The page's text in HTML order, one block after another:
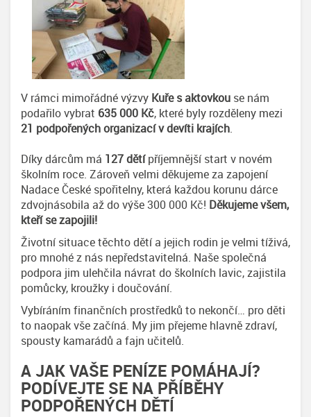
V rámci mimořádné výzvy Kuře s aktovkou se nám
podařilo vybrat 635 000 Kč, které byly rozděleny mezi
21 podpořených organizací v devíti krajích.
Díky dárcům má 127 dětípříjemnější start v novém
školním roce. Zároveň velmi děkujeme za zapojení
Nadace České spořitelny, která každou korunu dárce
zdvojnásobila až do výše 300 000 Kč! Děkujeme všem,
kteří se zapojili!
Životní situace těchto dětí a jejich rodin je velmi tíživá,
pro mnohé z nás nepředstavitelná. Naše společná
podpora jim ulehčila návrat do školních lavic, zajistila
pomůcky, kroužky i doučování.
Vybíráním finančních prostředků to nekončí… pro děti
to naopak vše začíná. My jim přejeme hlavně zdraví,
spousty kamarádů a fajn učitelů.
A JAK VAŠE PENÍZE POMÁHAJÍ?
PODÍVEJTE SE NA PŘÍBĚHY
PODPOŘENÝCH DĚTÍ